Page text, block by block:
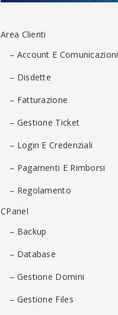
Area Clienti
– Account E Comunicazioni
– Disdette
– Fatturazione
– Gestione Ticket
– Login E Credenziali
– Pagamenti E Rimborsi
– Regolamento
CPanel
– Backup
– Database
– Gestione Domini
– Gestione Files